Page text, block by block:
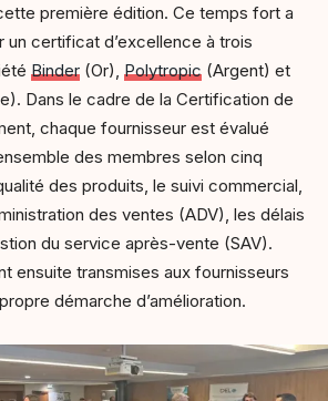
première édition. Ce temps fort a
certificat d’excellence à trois
Binder (Or), Polytropic (Argent) et
Dans le cadre de la Certification de
chaque fournisseur est évalué
des membres selon cinq
des produits, le suivi commercial,
des ventes (ADV), les délais
du service après-vente (SAV).
ensuite transmises aux fournisseurs
démarche d’amélioration.